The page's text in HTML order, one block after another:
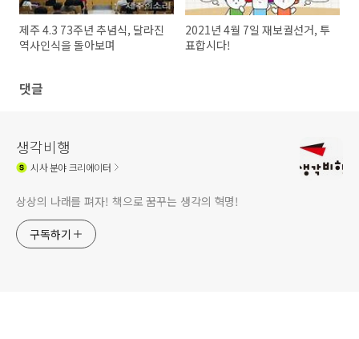
제주 4.3 73주년 추념식, 달라진
역사인식을 돌아보며
2021년 4월 7일 재보궐선거, 투
표합시다!
댓글
생각비행
시사분야 크리에이터
상상의 나래를 펴자! 책으로 꿈꾸는 생각의 혁명!
구독하기